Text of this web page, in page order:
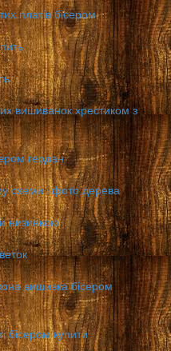
платів бісером
вишиванок хрестиком з
гердан
схеми і фото дерева
низинкою
вишивка бісером
бісером купити